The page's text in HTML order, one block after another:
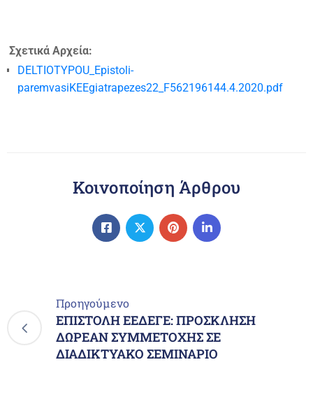
Σχετικά Αρχεία:
DELTIOTYPOU_Epistoli-
paremvasiKEEgiatrapezes22_F562196144.4.2020.pdf
Κοινοποίηση Άρθρου
Προηγούμενο
ΕΠΙΣΤΟΛΗ ΕΕΔΕΓΕ: ΠΡΟΣΚΛΗΣΗ
ΔΩΡΕΑΝ ΣΥΜΜΕΤΟΧΗΣ ΣΕ
ΔΙΑΔΙΚΤΥΑΚΟ ΣΕΜΙΝΑΡΙΟ